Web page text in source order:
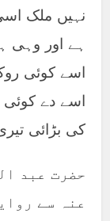
نہیں ملک
ہے اور وہی
اسے کوئی
اسے دے
کی بڑائی
حضرت عبد
عنہ سے